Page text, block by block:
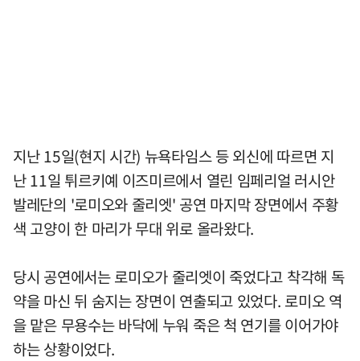
지난 15일(현지 시간) 뉴욕타임스 등 외신에 따르면 지
난 11일 튀르키예 이즈미르에서 열린 임페리얼 러시안
발레단의 '로미오와 줄리엣' 공연 마지막 장면에서 주황
색 고양이 한 마리가 무대 위로 올라왔다.
당시 공연에서는 로미오가 줄리엣이 죽었다고 착각해 독
약을 마신 뒤 숨지는 장면이 연출되고 있었다. 로미오 역
을 맡은 무용수는 바닥에 누워 죽은 척 연기를 이어가야
하는 상황이었다.